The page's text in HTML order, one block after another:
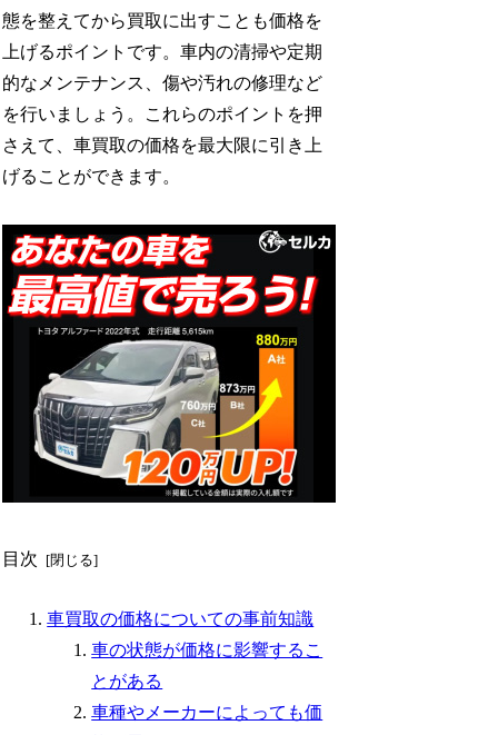
態を整えてから買取に出すことも価格を
上げるポイントです。車内の清掃や定期
的なメンテナンス、傷や汚れの修理など
を行いましょう。これらのポイントを押
さえて、車買取の価格を最大限に引き上
げることができます。
目次
車買取の価格についての事前知識
車の状態が価格に影響するこ
とがある
車種やメーカーによっても価